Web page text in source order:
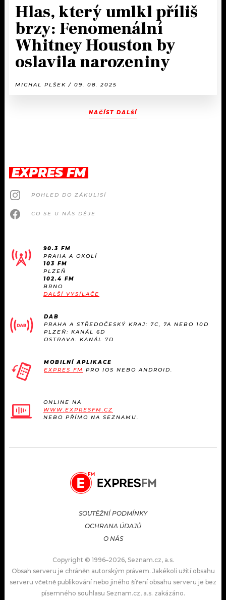
Hlas, který umlkl příliš
brzy: Fenomenální
Whitney Houston by
oslavila narozeniny
MICHAL PLŠEK / 09. 08. 2025
NAČÍST DALŠÍ
EXPRES FM
POHLED DO ZÁKULISÍ
CO SE U NÁS DĚJE
90.3 FM
PRAHA A OKOLÍ
103 FM
PLZEŇ
102.4 FM
BRNO
DALŠÍ VYSÍLAČE
DAB
PRAHA A STŘEDOČESKÝ KRAJ: 7C, 7A NEBO 10D
PLZEŇ: KANÁL 6D
OSTRAVA: KANÁL 7D
MOBILNÍ APLIKACE
EXPRES FM PRO IOS NEBO ANDROID.
ONLINE NA
WWW.EXPRESFM.CZ
NEBO PŘÍMO NA SEZNAMU.
SOUTĚŽNÍ PODMÍNKY
OCHRANA ÚDAJŮ
O NÁS
Copyright © 1996–2026, Seznam.cz, a.s.
Obsah serveru je chráněn autorským právem. Jakékoli užití obsahu
serveru včetně publikování nebo jiného šíření obsahu serveru je bez
písemného souhlasu Seznam.cz, a.s. zakázáno.